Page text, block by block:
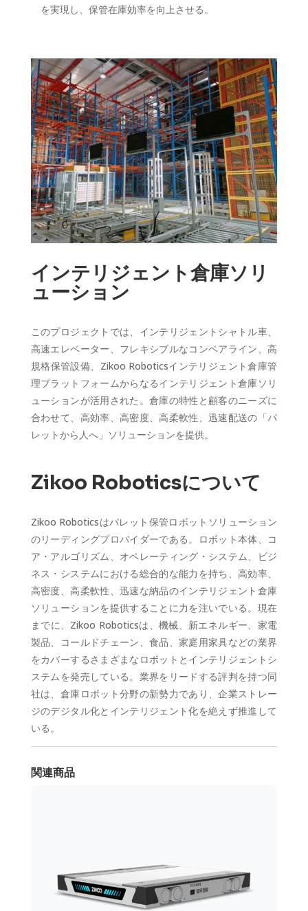
を実現し、保管在庫効率を向上させる。
インテリジェント倉庫ソリ
ューション
このプロジェクトでは、インテリジェントシャトル車、
高速エレベーター、フレキシブルなコンベアライン、高
規格保管設備、Zikoo Roboticsインテリジェント倉庫管
理プラットフォームからなるインテリジェント倉庫ソリ
ューションが活用された。倉庫の特性と顧客のニーズに
合わせて、高効率、高密度、高柔軟性、迅速配送の「パ
レットから人へ」ソリューションを提供。
Zikoo Roboticsについて
Zikoo Roboticsはパレット保管ロボットソリューション
のリーディングプロバイダーである。ロボット本体、コ
ア・アルゴリズム、オペレーティング・システム、ビジ
ネス・システムにおける総合的な能力を持ち、高効率、
高密度、高柔軟性、迅速な納品のインテリジェント倉庫
ソリューションを提供することに力を注いでいる。現在
までに、Zikoo Roboticsは、機械、新エネルギー、家電
製品、コールドチェーン、食品、家庭用家具などの業界
をカバーするさまざまなロボットとインテリジェントシ
ステムを発売している。業界をリードする評判を持つ同
社は、倉庫ロボット分野の新勢力であり、企業ストレー
ジのデジタル化とインテリジェント化を絶えず推進して
いる。
関連商品